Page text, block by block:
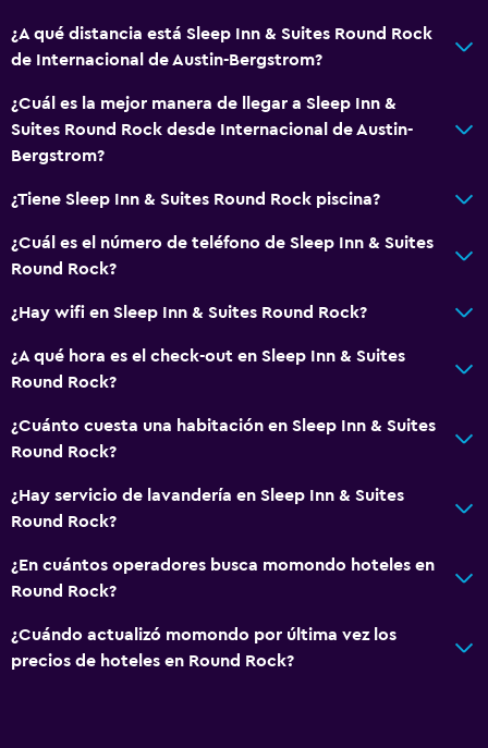
¿A qué distancia está Sleep Inn & Suites Round Rock
de Internacional de Austin-Bergstrom?
¿Cuál es la mejor manera de llegar a Sleep Inn &
Suites Round Rock desde Internacional de Austin-
Bergstrom?
¿Tiene Sleep Inn & Suites Round Rock piscina?
¿Cuál es el número de teléfono de Sleep Inn & Suites
Round Rock?
¿Hay wifi en Sleep Inn & Suites Round Rock?
¿A qué hora es el check-out en Sleep Inn & Suites
Round Rock?
¿Cuánto cuesta una habitación en Sleep Inn & Suites
Round Rock?
¿Hay servicio de lavandería en Sleep Inn & Suites
Round Rock?
¿En cuántos operadores busca momondo hoteles en
Round Rock?
¿Cuándo actualizó momondo por última vez los
precios de hoteles en Round Rock?